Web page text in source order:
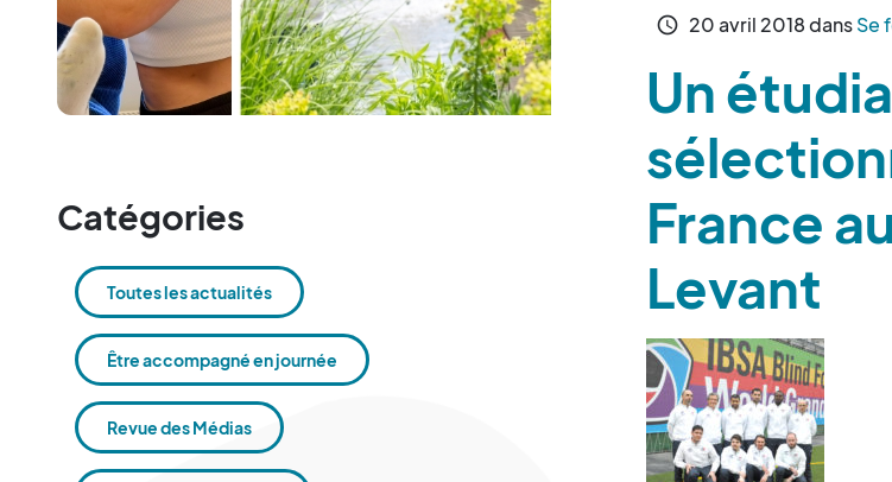
schedule 20avril 2018dansSe
Un
France
Levant
Catégories
Toutes les actualités
Être accompagné en journée
Revue des Médias